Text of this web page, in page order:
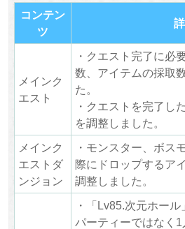
コンテン
ツ
メインク
エスト
・クエスト完了に必
数、アイテムの採取
た。
・クエストを完了し
を調整しました。
メインク
エストダ
ンジョン
・モンスター、ボス
際にドロップするア
調整しました。
・「Lv85.次元ホー
パーティーではなく